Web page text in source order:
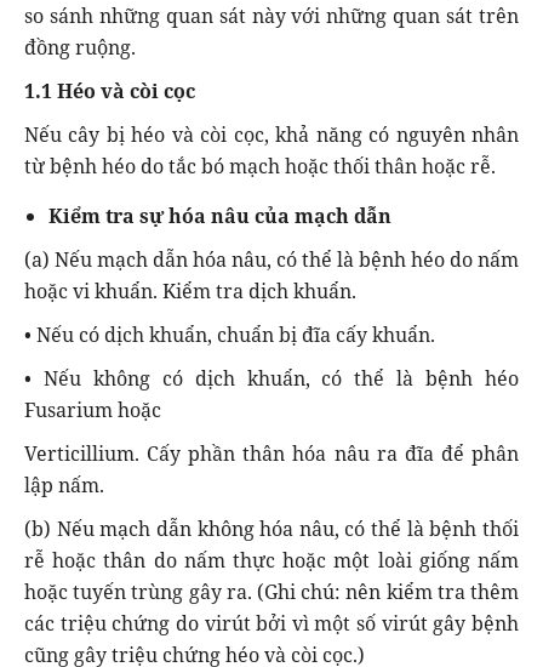
so sánh những quan sát này với những quan sát trên
đồng ruộng.
1.1 Héo và còi cọc
Nếu cây bị héo và còi cọc, khả năng có nguyên nhân
từ bệnh héo do tắc bó mạch hoặc thối thân hoặc rễ.
Kiểm tra sự hóa nâu của mạch dẫn
(a) Nếu mạch dẫn hóa nâu, có thể là bệnh héo do nấm
hoặc vi khuẩn. Kiểm tra dịch khuẩn.
• Nếu có dịch khuẩn, chuẩn bị đĩa cấy khuẩn.
• Nếu không có dịch khuẩn, có thể là bệnh héo
Fusarium hoặc
Verticillium. Cấy phần thân hóa nâu ra đĩa để phân
lập nấm.
(b) Nếu mạch dẫn không hóa nâu, có thể là bệnh thối
rễ hoặc thân do nấm thực hoặc một loài giống nấm
hoặc tuyến trùng gây ra. (Ghi chú: nên kiểm tra thêm
các triệu chứng do virút bởi vì một số virút gây bệnh
cũng gây triệu chứng héo và còi cọc.)